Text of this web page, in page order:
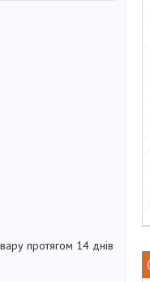
протягом 14 днів